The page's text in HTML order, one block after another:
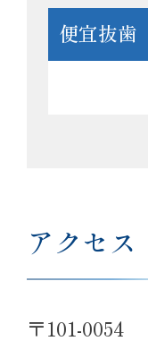
便宜抜歯
アクセス
〒101-0054